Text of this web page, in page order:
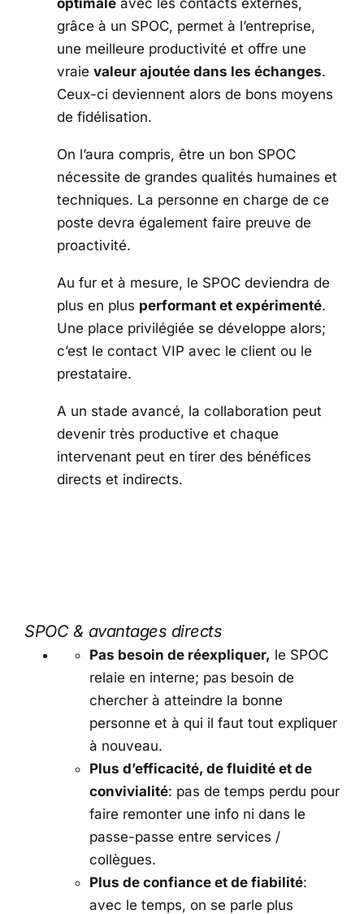
grâce à un SPOC, permet à l’entreprise,
une meilleure productivité et offre une
vraie valeur ajoutée dans les échanges.
Ceux-ci deviennent alors de bons moyens
de fidélisation.
On l’aura compris, être un bon SPOC
nécessite de grandes qualités humaines et
techniques. La personne en charge de ce
poste devra également faire preuve de
proactivité.
Au fur et à mesure, le SPOC deviendra de
plus en plus performant et expérimenté.
Une place privilégiée se développe alors;
c’est le contact VIP avec le client ou le
prestataire.
A un stade avancé, la collaboration peut
devenir très productive et chaque
intervenant peut en tirer des bénéfices
directs et indirects.
SPOC & avantages directs
Pas besoin de réexpliquer, le SPOC
relaie en interne; pas besoin de
chercher à atteindre la bonne
personne et à qui il faut tout expliquer
à nouveau.
Plus d’efficacité, de fluidité et de
convivialité: pas de temps perdu pour
faire remonter une info ni dans le
passe-passe entre services /
collègues.
Plus de confiance et de fiabilité:
avec le temps, on se parle plus